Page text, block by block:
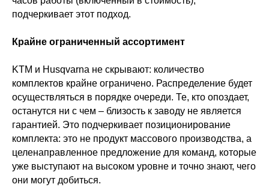
подчеркивает этот подход.
Крайне ограниченный ассортимент
KTM и Husqvarna не скрывают: количество
комплектов крайне ограничено. Распределение будет
осуществляться в порядке очереди. Те, кто опоздает,
останутся ни с чем – близость к заводу не является
гарантией. Это подчеркивает позиционирование
комплекта: это не продукт массового производства, а
целенаправленное предложение для команд, которые
уже выступают на высоком уровне и точно знают, чего
они могут добиться.